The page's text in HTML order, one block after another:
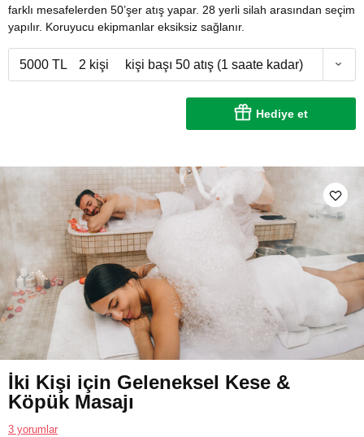
farklı mesafelerden 50’şer atış yapar. 28 yerli silah arasından seçim
yapılır. Koruyucu ekipmanlar eksiksiz sağlanır.
5000 TL 2 kişi kişi başı 50 atış (1 saate kadar)
Hediye et
İki Kişi için Geleneksel Kese &
Köpük Masajı
3 yorumlar